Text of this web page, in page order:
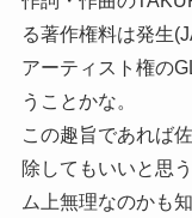
る著作権料は発生
アーティスト権の
うことかな。
この趣旨であれば
除してもいいと思
ム上無理なのかも